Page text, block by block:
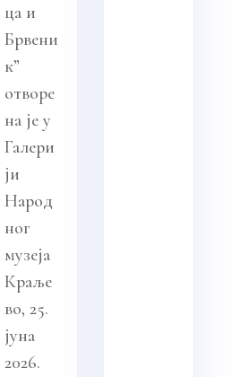
ца и
Брвени
к”
отворе
на је у
Галери
ји
Народ
ног
музеја
Краље
во, 25.
јуна
2026.